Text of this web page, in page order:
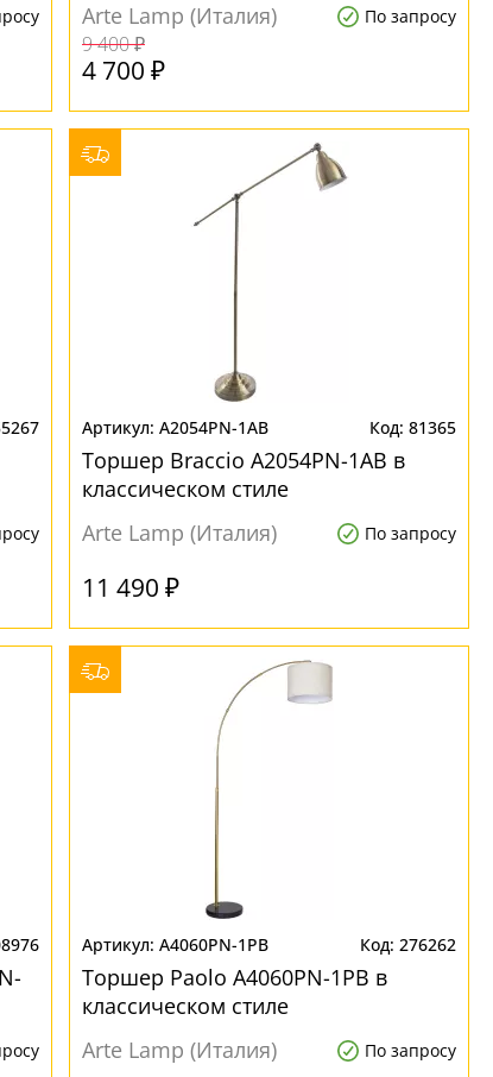
Arte Lamp (Италия)
По запросу
9 400 ₽
4 700 ₽
A2054PN-1AB 81365
Торшер Braccio A2054PN-1AB в
классическом стиле
Arte Lamp (Италия)
По запросу
11 490 ₽
A4060PN-1PB 276262
Торшер Paolo A4060PN-1PB в
классическом стиле
Arte Lamp (Италия)
По запросу